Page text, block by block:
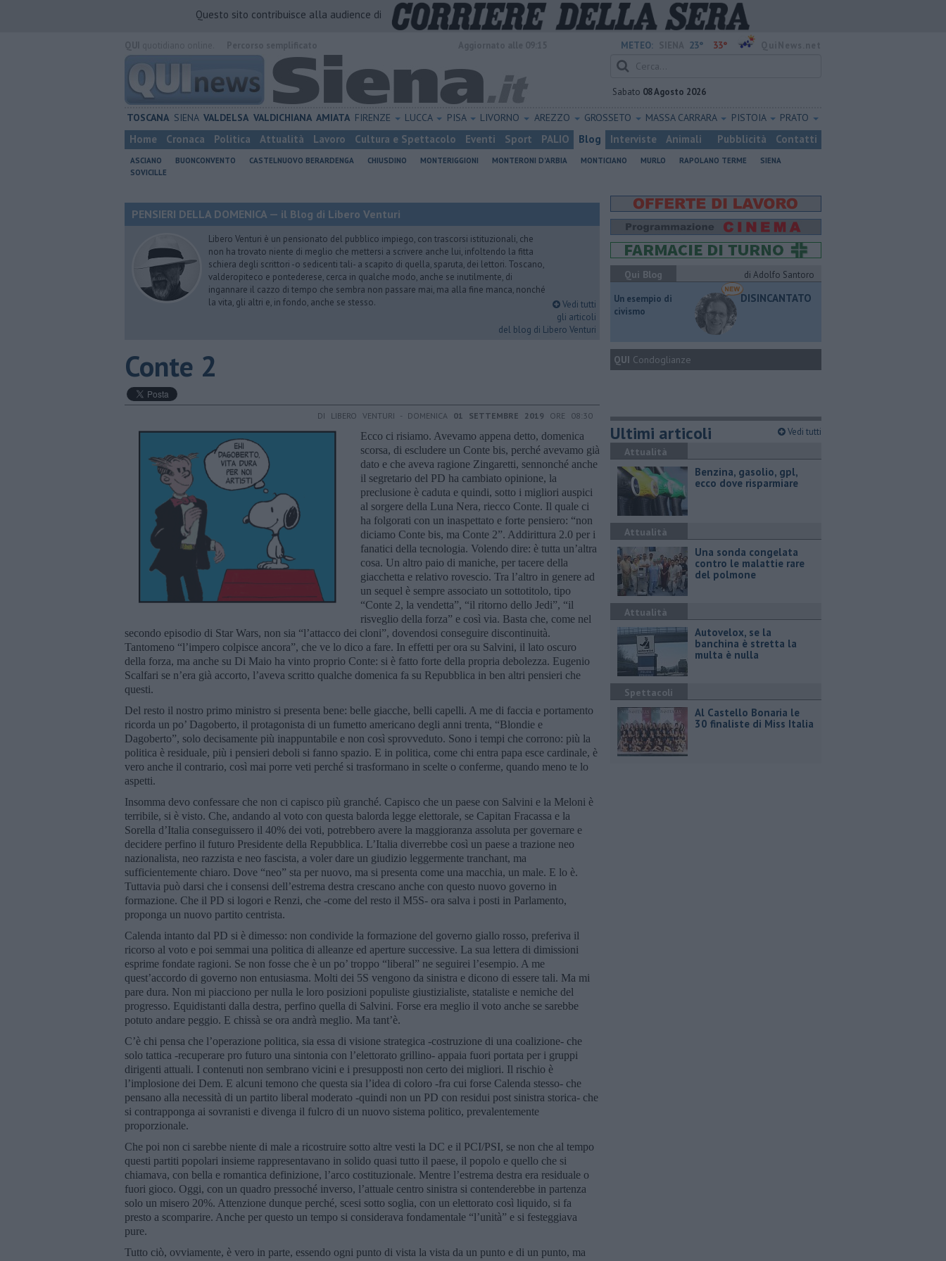
Questo sito contribuisce alla audience di
METEO: 23° 33°
Sabato 08 Agosto 2026
TOSCANA SIENA VALDELSA VALDICHIANA AMIATA FIRENZE LUCCA PISA LIVORNO AREZZO GROSSETO MASSA CARRARA PISTOIA PRATO
Home Cronaca Politica Attualità Lavoro Cultura e Spettacolo Eventi Sport PALIO Blog Interviste Animali Pubblicità Contatti
ASCIANO BUONCONVENTO CASTELNUOVO BERARDENGA CHIUSDINO MONTERIGGIONI MONTERONI D'ARBIA MONTICIANO MURLO RAPOLANO TERME
SIENA
SOVICILLE
PENSIERI DELLA DOMENICA — il Blog di Libero Venturi
Libero Venturi è un pensionato del pubblico impiego, con trascorsi istituzionali, che
non ha trovato niente di meglio che mettersi a scrivere anche lui, infoltendo la fitta
schiera degli scrittori -o sedicenti tali- a scapito di quella, sparuta, dei lettori. Toscano,
valderopiteco e pontederese, cerca in qualche modo, anche se inutilmente, di
ingannare il cazzo di tempo che sembra non passare mai, ma alla fine manca, nonché
la vita, gli altri e, in fondo, anche se stesso.
Vedi tutti
gli articoli
del blog di Libero Venturi
​Conte 2
DI LIBERO VENTURI - DOMENICA 01 SETTEMBRE 2019 ORE 08:30
Ecco ci risiamo. Avevamo appena detto, domenica
scorsa, di escludere un Conte bis, perché avevamo già
dato e che aveva ragione Zingaretti, sennonché anche
il segretario del PD ha cambiato opinione, la
preclusione è caduta e quindi, sotto i migliori auspici
al sorgere della Luna Nera, riecco Conte. Il quale ci
ha folgorati con un inaspettato e forte pensiero: “non
diciamo Conte bis, ma Conte 2”. Addirittura 2.0 per i
fanatici della tecnologia. Volendo dire: è tutta un’altra
cosa. Un altro paio di maniche, per tacere della
giacchetta e relativo rovescio. Tra l’altro in genere ad
un sequel è sempre associato un sottotitolo, tipo
“Conte 2, la vendetta”, “il ritorno dello Jedi”, “il
risveglio della forza” e così via. Basta che, come nel
secondo episodio di Star Wars, non sia “l’attacco dei cloni”, dovendosi conseguire discontinuità.
Tantomeno “l’impero colpisce ancora”, che ve lo dico a fare. In effetti per ora su Salvini, il lato oscuro
della forza, ma anche su Di Maio ha vinto proprio Conte: si è fatto forte della propria debolezza. Eugenio
Scalfari se n’era già accorto, l’aveva scritto qualche domenica fa su Repubblica in ben altri pensieri che
questi.
Del resto il nostro primo ministro si presenta bene: belle giacche, belli capelli. A me di faccia e portamento
ricorda un po’ Dagoberto, il protagonista di un fumetto americano degli anni trenta, “Blondie e
Dagoberto”, solo decisamente più inappuntabile e non così sprovveduto. Sono i tempi che corrono: più la
politica è residuale, più i pensieri deboli si fanno spazio. E in politica, come chi entra papa esce cardinale, è
vero anche il contrario, così mai porre veti perché si trasformano in scelte o conferme, quando meno te lo
aspetti.
Insomma devo confessare che non ci capisco più granché. Capisco che un paese con Salvini e la Meloni è
terribile, si è visto. Che, andando al voto con questa balorda legge elettorale, se Capitan Fracassa e la
Sorella d’Italia conseguissero il 40% dei voti, potrebbero avere la maggioranza assoluta per governare e
decidere perfino il futuro Presidente della Repubblica. L’Italia diverrebbe così un paese a trazione neo
nazionalista, neo razzista e neo fascista, a voler dare un giudizio leggermente tranchant, ma
sufficientemente chiaro. Dove “neo” sta per nuovo, ma si presenta come una macchia, un male. E lo è.
Tuttavia può darsi che i consensi dell’estrema destra crescano anche con questo nuovo governo in
formazione. Che il PD si logori e Renzi, che -come del resto il M5S- ora salva i posti in Parlamento,
proponga un nuovo partito centrista.
Calenda intanto dal PD si è dimesso: non condivide la formazione del governo giallo rosso, preferiva il
ricorso al voto e poi semmai una politica di alleanze ed aperture successive. La sua lettera di dimissioni
esprime fondate ragioni. Se non fosse che è un po’ troppo “liberal” ne seguirei l’esempio. A me
quest’accordo di governo non entusiasma. Molti dei 5S vengono da sinistra e dicono di essere tali. Ma mi
pare dura. Non mi piacciono per nulla le loro posizioni populiste giustizialiste, stataliste e nemiche del
progresso. Equidistanti dalla destra, perfino quella di Salvini. Forse era meglio il voto anche se sarebbe
potuto andare peggio. E chissà se ora andrà meglio. Ma tant’è.
C’è chi pensa che l’operazione politica, sia essa di visione strategica -costruzione di una coalizione- che
solo tattica -recuperare pro futuro una sintonia con l’elettorato grillino- appaia fuori portata per i gruppi
dirigenti attuali. I contenuti non sembrano vicini e i presupposti non certo dei migliori. Il rischio è
l’implosione dei Dem. E alcuni temono che questa sia l’idea di coloro -fra cui forse Calenda stesso- che
pensano alla necessità di un partito liberal moderato -quindi non un PD con residui post sinistra storica- che
si contrapponga ai sovranisti e divenga il fulcro di un nuovo sistema politico, prevalentemente
proporzionale.
Che poi non ci sarebbe niente di male a ricostruire sotto altre vesti la DC e il PCI/PSI, se non che al tempo
questi partiti popolari insieme rappresentavano in solido quasi tutto il paese, il popolo e quello che si
chiamava, con bella e romantica definizione, l’arco costituzionale. Mentre l’estrema destra era residuale o
fuori gioco. Oggi, con un quadro pressoché inverso, l’attuale centro sinistra si contenderebbe in partenza
solo un misero 20%. Attenzione dunque perché, scesi sotto soglia, con un elettorato così liquido, si fa
presto a scomparire. Anche per questo un tempo si considerava fondamentale “l’unità” e si festeggiava
pure.
Tutto ciò, ovviamente, è vero in parte, essendo ogni punto di vista la vista da un punto e di un punto, ma
Qui Blog
di Adolfo Santoro
​Un esempio di
civismo
DISINCANTATO
QUI Condoglianze
Ultimi articoli Vedi tutti
Attualità
​Benzina, gasolio, gpl,
ecco dove risparmiare
Attualità
Una sonda congelata
contro le malattie rare
del polmone
Attualità
Autovelox, se la
banchina è stretta la
multa è nulla
Spettacoli
Al Castello Bonaria le
30 finaliste di Miss Italia